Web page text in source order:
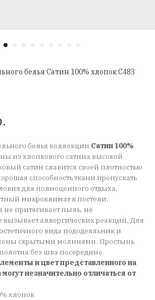
белья Сатин 100% хлопок C483
белья коллекции Сатин 100%
из хлопкового сатина высокой
сатин славится своей плотностью
способность ткани пропускать
для полноценного отдыха,
микроклимат в постели.
притягивает пыль, не
вызывает аллергических реакций. Для
вида пододеяльник и
скрытыми молниями. Простынь
без шва посередине.
и цвет представленного на
незначительно отличаться от
хлопок